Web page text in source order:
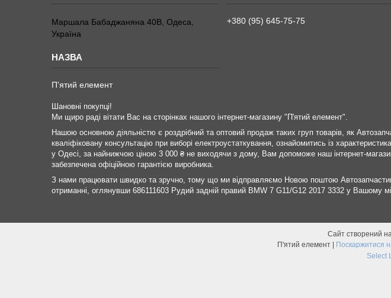
Маршала Бабаджаняна 40В, Одеса,
Україна
П'ятий елемент
+380 (95) 645-75-75
Шановні покупці!
Ми щиро раді вітати Вас на сторінках нашого інтернет-магазину "П'ятий елемент".
Нашою основною діяльністю є роздрібний та оптовий продаж таких груп товарів, як
кваліфіковану консультацію при виборі електроустаткування, ознайомитись із
у Одесі, за найнижчою ціною 3 000 ₴ не виходячи з дому, Вам допоможе наш інтернет-
забезпечена офіційною гарантією виробника.
З нами працювати швидко та зручно, тому що ми відправляємо Новою поштою
отриманні, оглянувши 686111603 Рудий задній правий BMW 7 G11/G12 2017 3332 у Вашому
Сайт створений
Поскаржитися
Select